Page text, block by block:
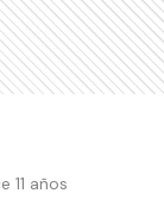
11 años